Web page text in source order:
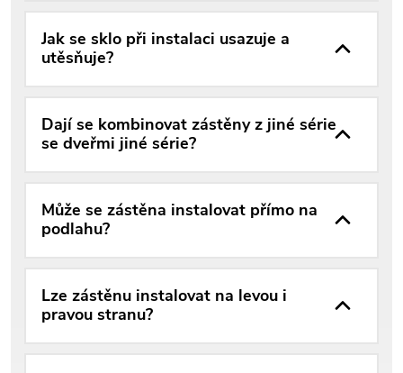
Jak se sklo při instalaci usazuje a
utěsňuje?
Dají se kombinovat zástěny z jiné série
se dveřmi jiné série?
Může se zástěna instalovat přímo na
podlahu?
Lze zástěnu instalovat na levou i
pravou stranu?